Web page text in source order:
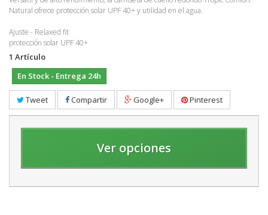
Natural ofrece protección solar UPF 40+ y utilidad en el agua.
Ajuste - Relaxed fit
protección solar UPF 40+
1 Artículo
En Stock - Entrega 24h
Tweet Compartir Google+ Pinterest
Ver opciones